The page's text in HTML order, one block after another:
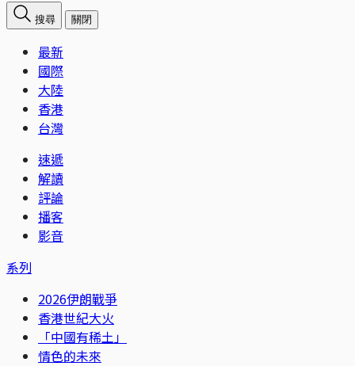
搜尋 關閉
最新
國際
大陸
香港
台灣
速遞
解讀
評論
播客
影音
系列
2026伊朗戰爭
香港世紀大火
「中國有稀土」
情色的未來